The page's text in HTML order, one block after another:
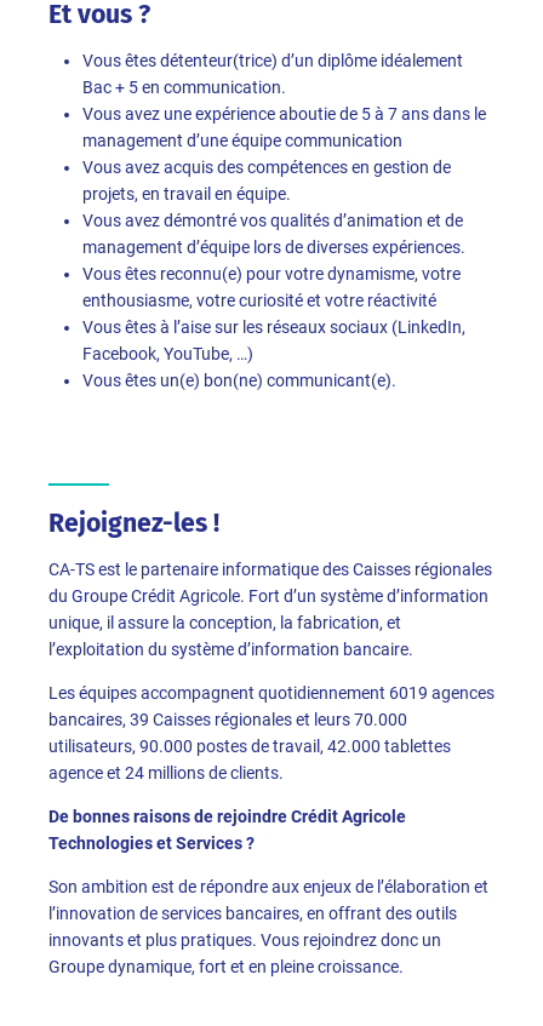
Et vous ?
Vous êtes détenteur(trice) d’un diplôme idéalement
Bac + 5 en communication.
Vous avez une expérience aboutie de 5 à 7 ans dans le
management d’une équipe communication
Vous avez acquis des compétences en gestion de
projets, en travail en équipe.
Vous avez démontré vos qualités d’animation et de
management d’équipe lors de diverses expériences.
Vous êtes reconnu(e) pour votre dynamisme, votre
enthousiasme, votre curiosité et votre réactivité
Vous êtes à l’aise sur les réseaux sociaux (LinkedIn,
Facebook, YouTube, …)
Vous êtes un(e) bon(ne) communicant(e).
Rejoignez-les !
CA-TS est le partenaire informatique des Caisses régionales
du Groupe Crédit Agricole. Fort d’un système d’information
unique, il assure la conception, la fabrication, et
l’exploitation du système d’information bancaire.
Les équipes accompagnent quotidiennement 6019 agences
bancaires, 39 Caisses régionales et leurs 70.000
utilisateurs, 90.000 postes de travail, 42.000 tablettes
agence et 24 millions de clients.
De bonnes raisons de rejoindre Crédit Agricole
Technologies et Services ?
Son ambition est de répondre aux enjeux de l’élaboration et
l’innovation de services bancaires, en offrant des outils
innovants et plus pratiques. Vous rejoindrez donc un
Groupe dynamique, fort et en pleine croissance.